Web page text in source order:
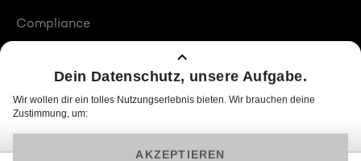
Compliance
Produktplatzierungen